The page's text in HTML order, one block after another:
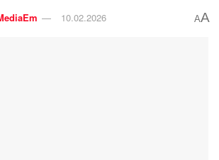
10.02.2026 AA